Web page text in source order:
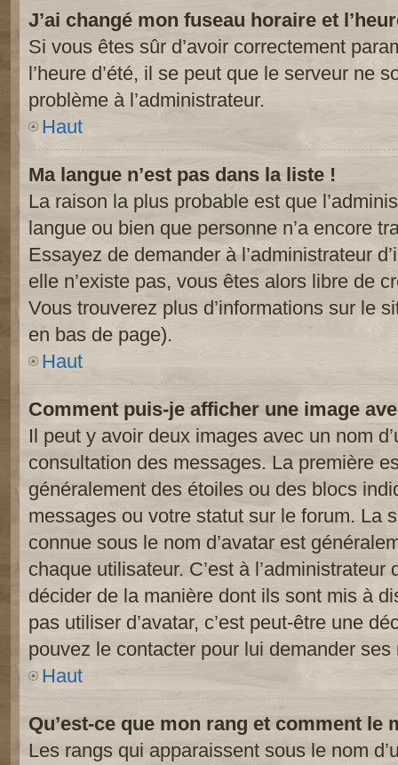
J’ai changé mon fuseau horaire et
Si vous êtes sûr d’avoir correctement
l’heure d’été, il se peut que le serveur ne
problème à l’administrateur.
Haut
Ma langue n’est pas dans la liste !
La raison la plus probable est que
langue ou bien que personne n’a encore
Essayez de demander à l’administrateur
elle n’existe pas, vous êtes alors libre de
Vous trouverez plus d’informations sur le
en bas de page).
Haut
Comment puis-je afficher une image
Il peut y avoir deux images avec un nom
consultation des messages. La première
généralement des étoiles ou des blocs
messages ou votre statut sur le forum. La
connue sous le nom d’avatar est
chaque utilisateur. C’est à l’administrateur
décider de la manière dont ils sont mis à
pas utiliser d’avatar, c’est peut-être une
pouvez le contacter pour lui demander ses
Haut
Qu’est-ce que mon rang et comment le
Les rangs qui apparaissent sous le nom